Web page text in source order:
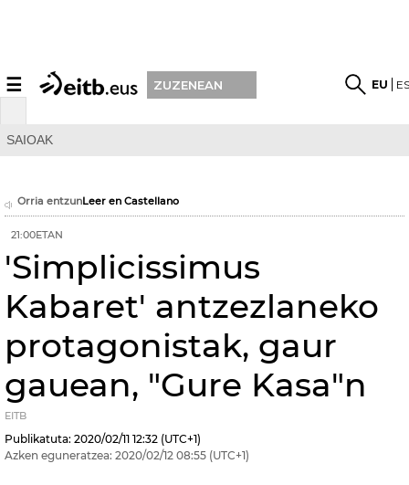
☰ ZUZENEAN EU
SAIOAK
Orria entzunLeer en Castellano
21:00ETAN
'Simplicissimus
Kabaret' antzezlaneko
protagonistak, gaur
gauean, "Gure Kasa"n
EITB
Publikatuta: 2020/02/11 12:32 (UTC+1)
Azken eguneratzea: 2020/02/12 08:55 (UTC+1)